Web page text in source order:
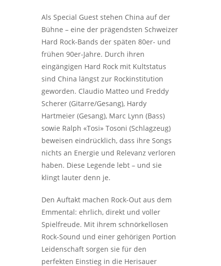
Als Special Guest stehen China auf der
Bühne – eine der prägendsten Schweizer
Hard Rock-Bands der späten 80er- und
frühen 90er-Jahre. Durch ihren
eingängigen Hard Rock mit Kultstatus
sind China längst zur Rockinstitution
geworden. Claudio Matteo und Freddy
Scherer (Gitarre/Gesang), Hardy
Hartmeier (Gesang), Marc Lynn (Bass)
sowie Ralph «Tosi» Tosoni (Schlagzeug)
beweisen eindrücklich, dass ihre Songs
nichts an Energie und Relevanz verloren
haben. Diese Legende lebt – und sie
klingt lauter denn je.
Den Auftakt machen Rock-Out aus dem
Emmental: ehrlich, direkt und voller
Spielfreude. Mit ihrem schnörkellosen
Rock-Sound und einer gehörigen Portion
Leidenschaft sorgen sie für den
perfekten Einstieg in die Herisauer